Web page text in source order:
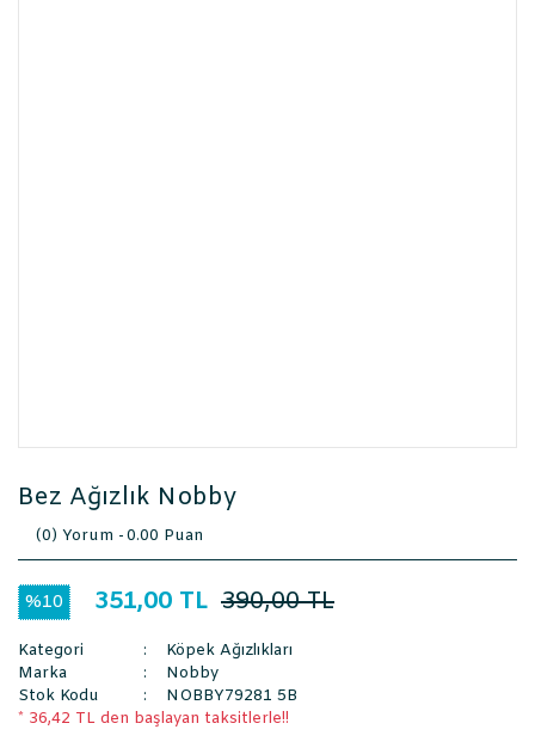
Bez Ağızlık Nobby
(0) Yorum -0.00 Puan
%10 351,00 TL 390,00 TL
Kategori
Köpek Ağızlıkları
Marka
Nobby
Stok Kodu
NOBBY79281 5B
* 36,42 TL den başlayan taksitlerle!!